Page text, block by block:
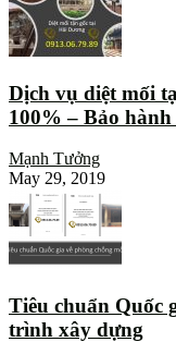
Dịch vụ diệt mối
100% – Bảo hành
Mạnh Tưởng
May 29, 2019
Tiêu chuẩn Quốc
trình xây dựng